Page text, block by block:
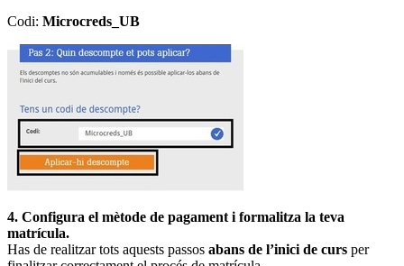
Codi: Microcreds_UB
4. Configura el mètode de pagament i formalitza la teva
matrícula.
Has de realitzar tots aquests passos abans de l’inici de curs per